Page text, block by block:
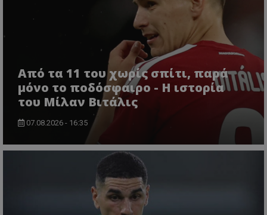
Από τα 11 του χωρίς σπίτι, παρά
μόνο το ποδόσφαιρο - Η ιστορία
του Μίλαν Βιτάλις
07.08.2026 - 16:35